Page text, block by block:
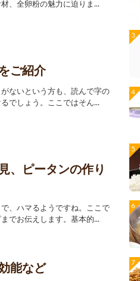
、全卵粉の魅力に迫りま...
ご紹介
ないという方も、読んで字の
でしょう。ここではそん...
、ピータンの作り
、ハマるようですね。ここで
でお伝えします。基本的...
能など